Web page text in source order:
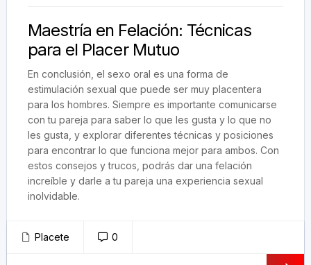
Maestría en Felación: Técnicas
para el Placer Mutuo
En conclusión, el sexo oral es una forma de
estimulación sexual que puede ser muy placentera
para los hombres. Siempre es importante comunicarse
con tu pareja para saber lo que les gusta y lo que no
les gusta, y explorar diferentes técnicas y posiciones
para encontrar lo que funciona mejor para ambos. Con
estos consejos y trucos, podrás dar una felación
increíble y darle a tu pareja una experiencia sexual
inolvidable.
Placete 0